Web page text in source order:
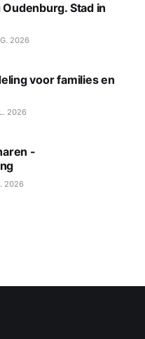
Stad in
2026
voor families en
2026
-
2026